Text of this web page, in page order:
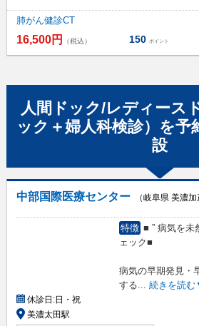
肺がん健診CT
16,500円 （税込） 150 ポイント
人間ドック/レディース
ック＋婦人科検診） を予
設
中部国際医療センター
（岐阜県 美濃加
特徴 ■ ” 病気を未
ェック■
病気の早期発見・
する... 続きを読む
休診日:日・祝
美濃太田駅